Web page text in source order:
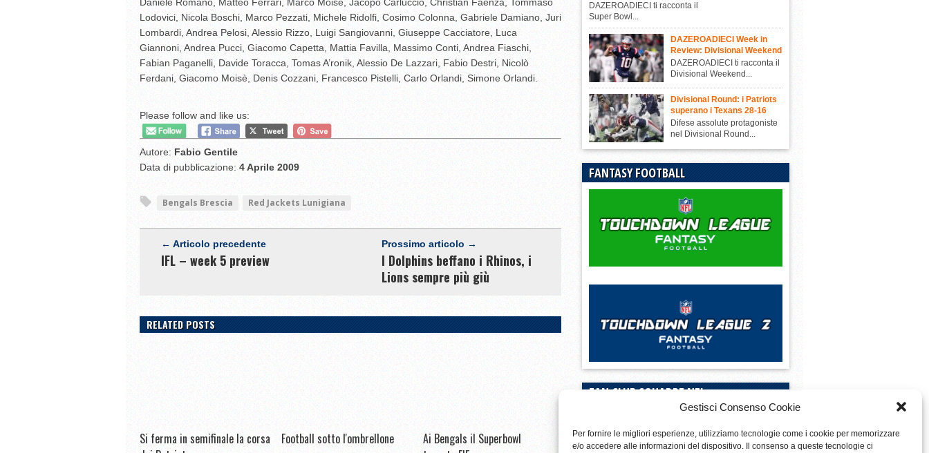
Gestisci Consenso Cookie
Per fornire le migliori esperienze, utilizziamo tecnologie come i cookie per memorizzare
e/o accedere alle informazioni del dispositivo. Il consenso a queste tecnologie ci
Lodovici, Nicola Boschi, Marco Pezzati, Michele Ridolfi, Cosimo Colonna, Gabriele Damiano, Juri
Lombardi, Andrea Pelosi, Alessio Rizzo, Luigi Sangiovanni, Giuseppe Cacciatore, Luca
Giannoni, Andrea Pucci, Giacomo Capetta, Mattia Favilla, Massimo Conti, Andrea Fiaschi,
Fabian Paganelli, Davide Toracca, Tomas A’ronik, Alessio De Lazzari, Fabio Destri, Nicolò
Ferdani, Giacomo Moisè, Denis Cozzani, Francesco Pistelli, Carlo Orlandi, Simone Orlandi.
Please follow and like us:
Autore: Fabio Gentile
Data di pubblicazione: 4 Aprile 2009
Bengals Brescia Red Jackets Lunigiana
← Articolo precedente
IFL – week 5 preview
Prossimo articolo →
I Dolphins beffano i Rhinos, i
Lions sempre più giù
RELATED POSTS
Si ferma in semifinale la corsa
Football sotto l'ombrellone
Ai Bengals il Superbowl
DAZEROADIECI ti racconta il
Super Bowl...
DAZEROADIECI Week in
Review: Divisional Weekend
DAZEROADIECI ti racconta il
Divisional Weekend...
Divisional Round: i Patriots
superano i Texans 28-16
Difese assolute protagoniste
nel Divisional Round...
FANTASY FOOTBALL
FAN CLUB SQUADRE NFL